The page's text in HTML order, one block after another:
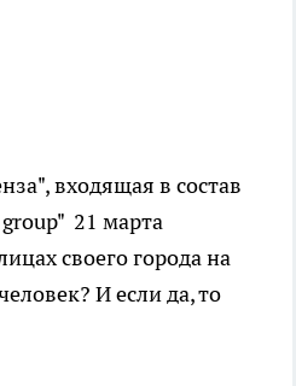
входящая в состав
21 марта
своего города на
И если да, то